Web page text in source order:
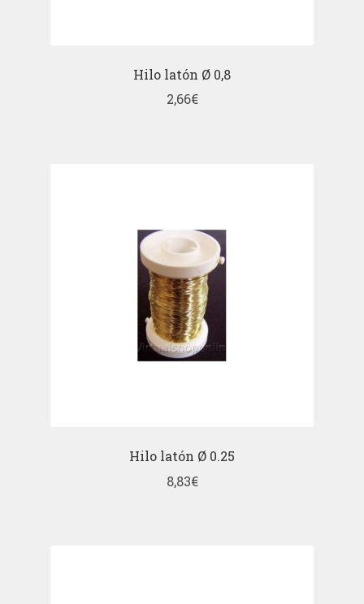
Hilo latón Ø 0,8
2,66€
Hilo latón Ø 0.25
8,83€